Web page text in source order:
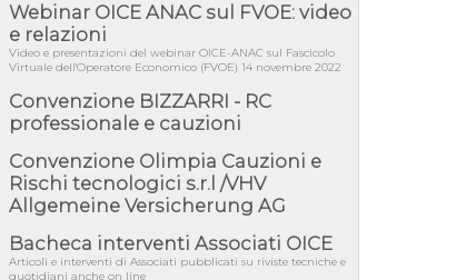
04/08/26 - CdS: partecipazione alla gara non
equivale ad acquiescenza r...
04/08/26 - DL Infrastrutture approvato alla
Camera, passa ora al Senato
03/08/26 - TAR Piemonte: RUP può avvalersi
03/08/26 - Gruppo FS: nel primo semestre
2026 3 mld di aggiudicazioni e...
Imprese e Territori del Centro ...
03/08/26 - TAR Sicilia: raggruppate devono
Webinar OICE ANAC sul FVOE: video
e relazioni
Video e presentazioni del webinar OICE-ANAC sul Fascicolo
Virtuale dell'Operatore Economico (FVOE) 14 novembre 2022
Convenzione BIZZARRI - RC
professionale e cauzioni
Convenzione Olimpia Cauzioni e
Rischi tecnologici s.r.l /VHV
Allgemeine Versicherung AG
Bacheca interventi Associati OICE
Articoli e interventi di Associati pubblicati su riviste tecniche e
quotidiani anche on line